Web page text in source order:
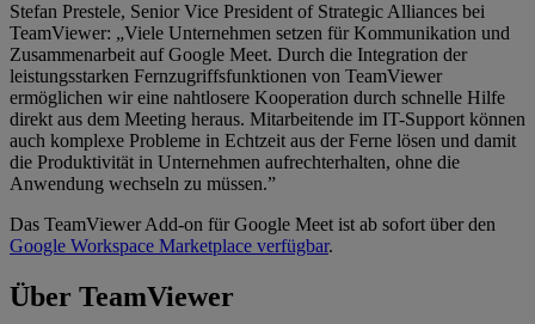
Stefan Prestele, Senior Vice President of Strategic Alliances bei
TeamViewer: „Viele Unternehmen setzen für Kommunikation und
Zusammenarbeit auf Google Meet. Durch die Integration der
leistungsstarken Fernzugriffsfunktionen von TeamViewer
ermöglichen wir eine nahtlosere Kooperation durch schnelle Hilfe
direkt aus dem Meeting heraus. Mitarbeitende im IT-Support können
auch komplexe Probleme in Echtzeit aus der Ferne lösen und damit
die Produktivität in Unternehmen aufrechterhalten, ohne die
Anwendung wechseln zu müssen.”
Das TeamViewer Add-on für Google Meet ist ab sofort über den
Google Workspace Marketplace verfügbar.
Über TeamViewer